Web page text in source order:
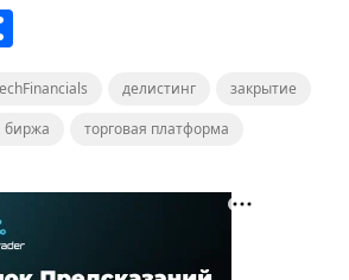
О
п
р
а
и
делистинг
закрытие
биржа
торговая платформа